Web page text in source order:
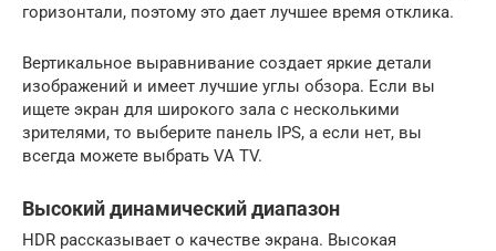
горизонтали, поэтому это дает лучшее время отклика.
Вертикальное выравнивание создает яркие детали
изображений и имеет лучшие углы обзора. Если вы
ищете экран для широкого зала с несколькими
зрителями, то выберите панель IPS, а если нет, вы
всегда можете выбрать VA TV.
Высокий динамический диапазон
HDR рассказывает о качестве экрана. Высокая